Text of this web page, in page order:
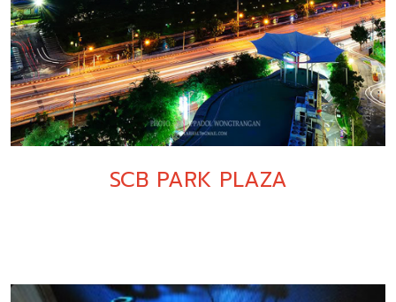
SCB PARK PLAZA